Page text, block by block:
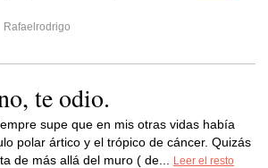
Rafaelrodrigo
te odio.
supe que en mis otras vidas había
polar ártico y el trópico de cáncer. Quizás
de más allá del muro ( de...
Leer el resto